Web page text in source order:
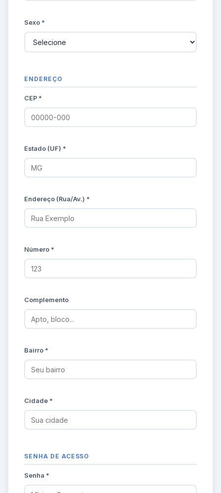
Sexo *
ENDEREÇO
CEP *
Estado (UF) *
Endereço (Rua/Av.) *
Número *
Complemento
Bairro *
Cidade *
SENHA DE ACESSO
Senha *